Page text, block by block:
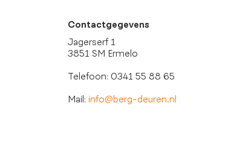
Contactgegevens
Jagerserf 1
3851 SM Ermelo
Telefoon: 0341 55 88 65
Mail: info@berg-deuren.nl